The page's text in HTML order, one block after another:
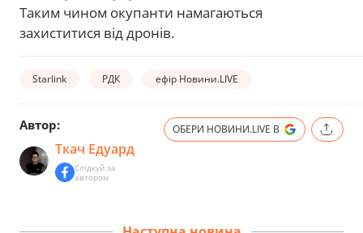
Таким чином окупанти намагаються
захиститися від дронів.
Starlink РДК ефір Новини.LIVE
Автор:
Ткач Едуард
Слідкуй за
автором
ОБЕРИ НОВИНИ.LIVE В